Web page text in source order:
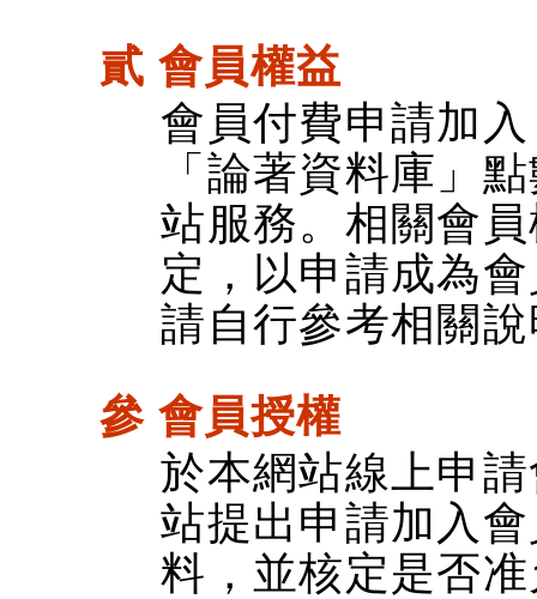
貳 會員權益
會員付費申請加
「論著資料庫」
站服務。相關會
定，以申請成為
請自行參考相關
參 會員授權
於本網站線上申
站提出申請加入
料，並核定是否